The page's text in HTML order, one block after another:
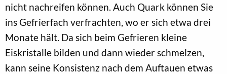
nicht nachreifen können. Auch Quark können Sie
ins Gefrierfach verfrachten, wo er sich etwa drei
Monate hält. Da sich beim Gefrieren kleine
Eiskristalle bilden und dann wieder schmelzen,
kann seine Konsistenz nach dem Auftauen etwas